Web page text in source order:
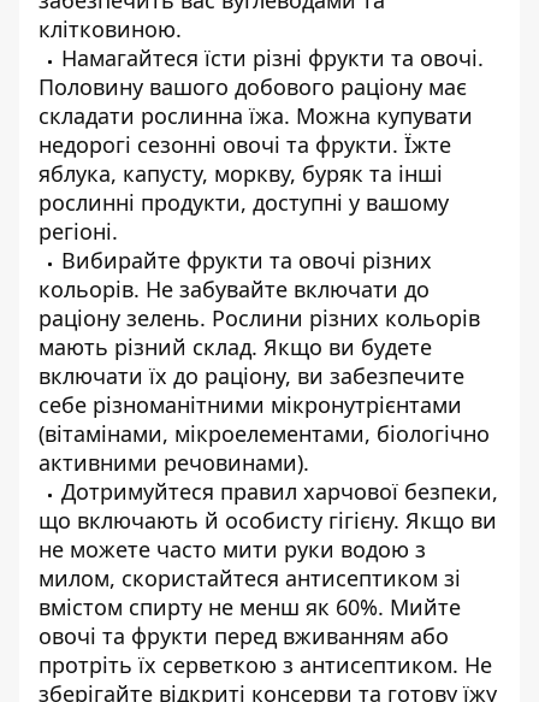
клітковиною.
Намагайтеся їсти різні фрукти та овочі.
Половину вашого добового раціону має
складати рослинна їжа. Можна купувати
недорогі сезонні овочі та фрукти. Їжте
яблука, капусту, моркву, буряк та інші
рослинні продукти, доступні у вашому
регіоні.
Вибирайте фрукти та овочі різних
кольорів. Не забувайте включати до
раціону зелень. Рослини різних кольорів
мають різний склад. Якщо ви будете
включати їх до раціону, ви забезпечите
себе різноманітними мікронутрієнтами
(вітамінами, мікроелементами, біологічно
активними речовинами).
Дотримуйтеся правил харчової безпеки,
що включають й особисту гігієну. Якщо ви
не можете часто мити руки водою з
милом, скористайтеся антисептиком зі
вмістом спирту не менш як 60%. Мийте
овочі та фрукти перед вживанням або
протріть їх серветкою з антисептиком. Не
зберігайте відкриті консерви та готову їжу